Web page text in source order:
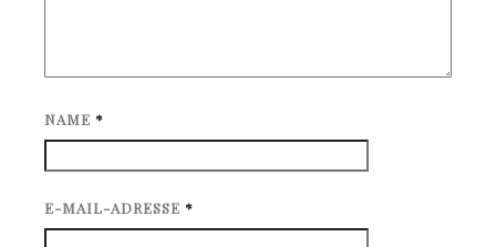
NAME *
E-MAIL-ADRESSE *